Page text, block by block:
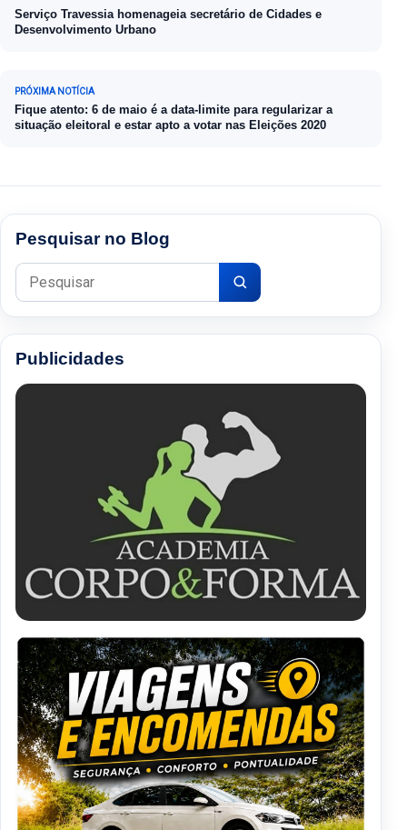
Serviço Travessia homenageia secretário de Cidades e
Desenvolvimento Urbano
PRÓXIMA NOTÍCIA
Fique atento: 6 de maio é a data-limite para regularizar a
situação eleitoral e estar apto a votar nas Eleições 2020
Pesquisar no Blog
Pesquisar por:
Publicidades